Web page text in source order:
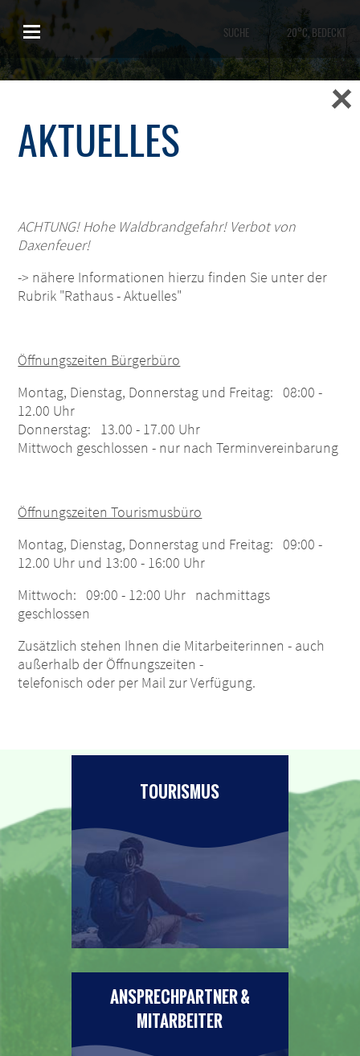
SUCHE 20°C, BEDECKT
FISCHBACHAU
Das Holler- und Kräutertal
ACHTUNG! Hohe Waldbrandgefahr! Verbot von
Daxenfeuer!
TOURISMUS
ANSPRECHPARTNER &
MITARBEITER
AKTUELLES
ACHTUNG! Hohe Waldbrandgefahr! Verbot von
Daxenfeuer!
-> nähere Informationen hierzu finden Sie unter der
Rubrik "Rathaus - Aktuelles"
Öffnungszeiten Bürgerbüro
Montag, Dienstag, Donnerstag und Freitag: 08:00 -
12.00 Uhr
Donnerstag: 13.00 - 17.00 Uhr
Mittwoch geschlossen - nur nach Terminvereinbarung
Öffnungszeiten Tourismusbüro
Montag, Dienstag, Donnerstag und Freitag: 09:00 -
12.00 Uhr und 13:00 - 16:00 Uhr
Mittwoch: 09:00 - 12:00 Uhr nachmittags
geschlossen
Zusätzlich stehen Ihnen die Mitarbeiterinnen - auch
außerhalb der Öffnungszeiten -
telefonisch oder per Mail zur Verfügung.